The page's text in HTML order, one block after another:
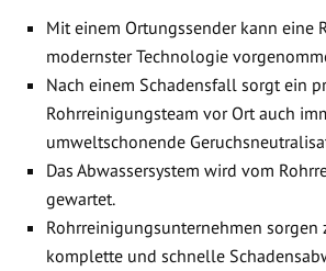
Mit einem Ortungssender kann eine
modernster Technologie
Nach einem Schadensfall sorgt ein
Rohrreinigungsteam vor Ort auch
umweltschonende
Das Abwassersystem wird vom
gewartet.
Rohrreinigungsunternehmen sorgen
komplette und schnelle